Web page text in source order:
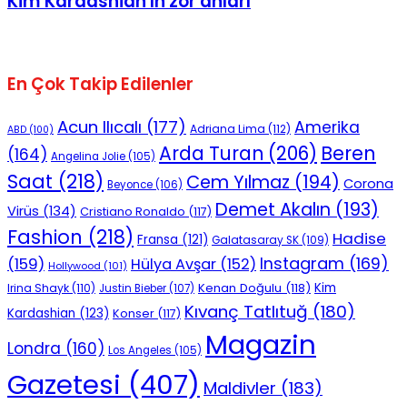
En Çok Takip Edilenler
ABD (100) Acun Ilıcalı (177) Adriana Lima (112) Amerika
(164) Angelina Jolie(105) Arda Turan (206) Beren
Saat (218) Beyonce(106) Cem Yılmaz (194) Corona
Virüs (134) Cristiano Ronaldo (117) Demet Akalın (193)
Fashion (218) Fransa (121) Galatasaray SK(109) Hadise
(159) Hollywood (101) Hülya Avşar (152) Instagram (169)
Irina Shayk(110) Justin Bieber(107) Kenan Doğulu (118) Kim
Kardashian (123) Konser (117) Kıvanç Tatlıtuğ (180)
Londra (160) Los Angeles (105) Magazin
Gazetesi (407) Maldivler (183)